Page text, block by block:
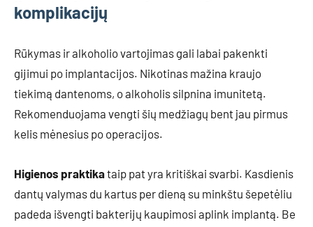
komplikacijų
Rūkymas ir alkoholio vartojimas gali labai pakenkti
gijimui po implantacijos. Nikotinas mažina kraujo
tiekimą dantenoms, o alkoholis silpnina imunitetą.
Rekomenduojama vengti šių medžiagų bent jau pirmus
kelis mėnesius po operacijos.
Higienos praktikataip pat yra kritiškai svarbi. Kasdienis
dantų valymas du kartus per dieną su minkštu šepetėliu
padeda išvengti bakterijų kaupimosi aplink implantą. Be